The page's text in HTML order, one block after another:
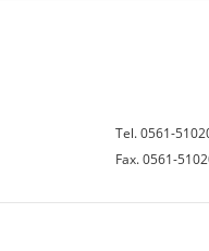
Tel. 0561-
Fax. 0561-